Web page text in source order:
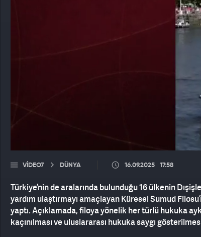
VIDEO7 DÜNYA 16.09.2025 17:58
Türkiye’nin de aralarında bulunduğu 16 ülkenin
yardım ulaştırmayı amaçlayan Küresel Sumud
yaptı. Açıklamada, filoya yönelik her türlü hukuka
kaçınılması ve uluslararası hukuka saygı